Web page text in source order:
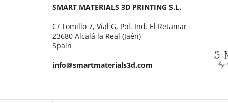
SMART MATERIALS 3D PRINTING S.L.
C/ Tomillo 7, Vial G, Pol. Ind. El Retamar
23680 Alcalá la Real (Jaén)
Spain
info@smartmaterials3d.com